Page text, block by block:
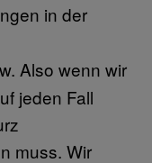
in der
Also wenn wir
jeden Fall
muss. Wir